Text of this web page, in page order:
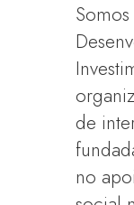
de
no